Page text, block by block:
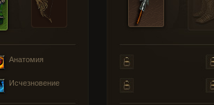
Анатомия
Исчезновение